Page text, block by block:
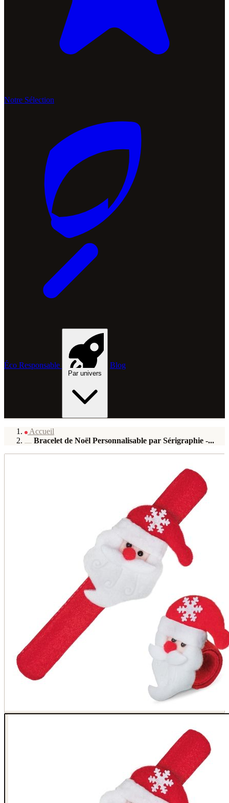
Notre Sélection
Éco Responsable
Par univers
Blog
Accueil
Bracelet de Noël Personnalisable par Sérigraphie -...